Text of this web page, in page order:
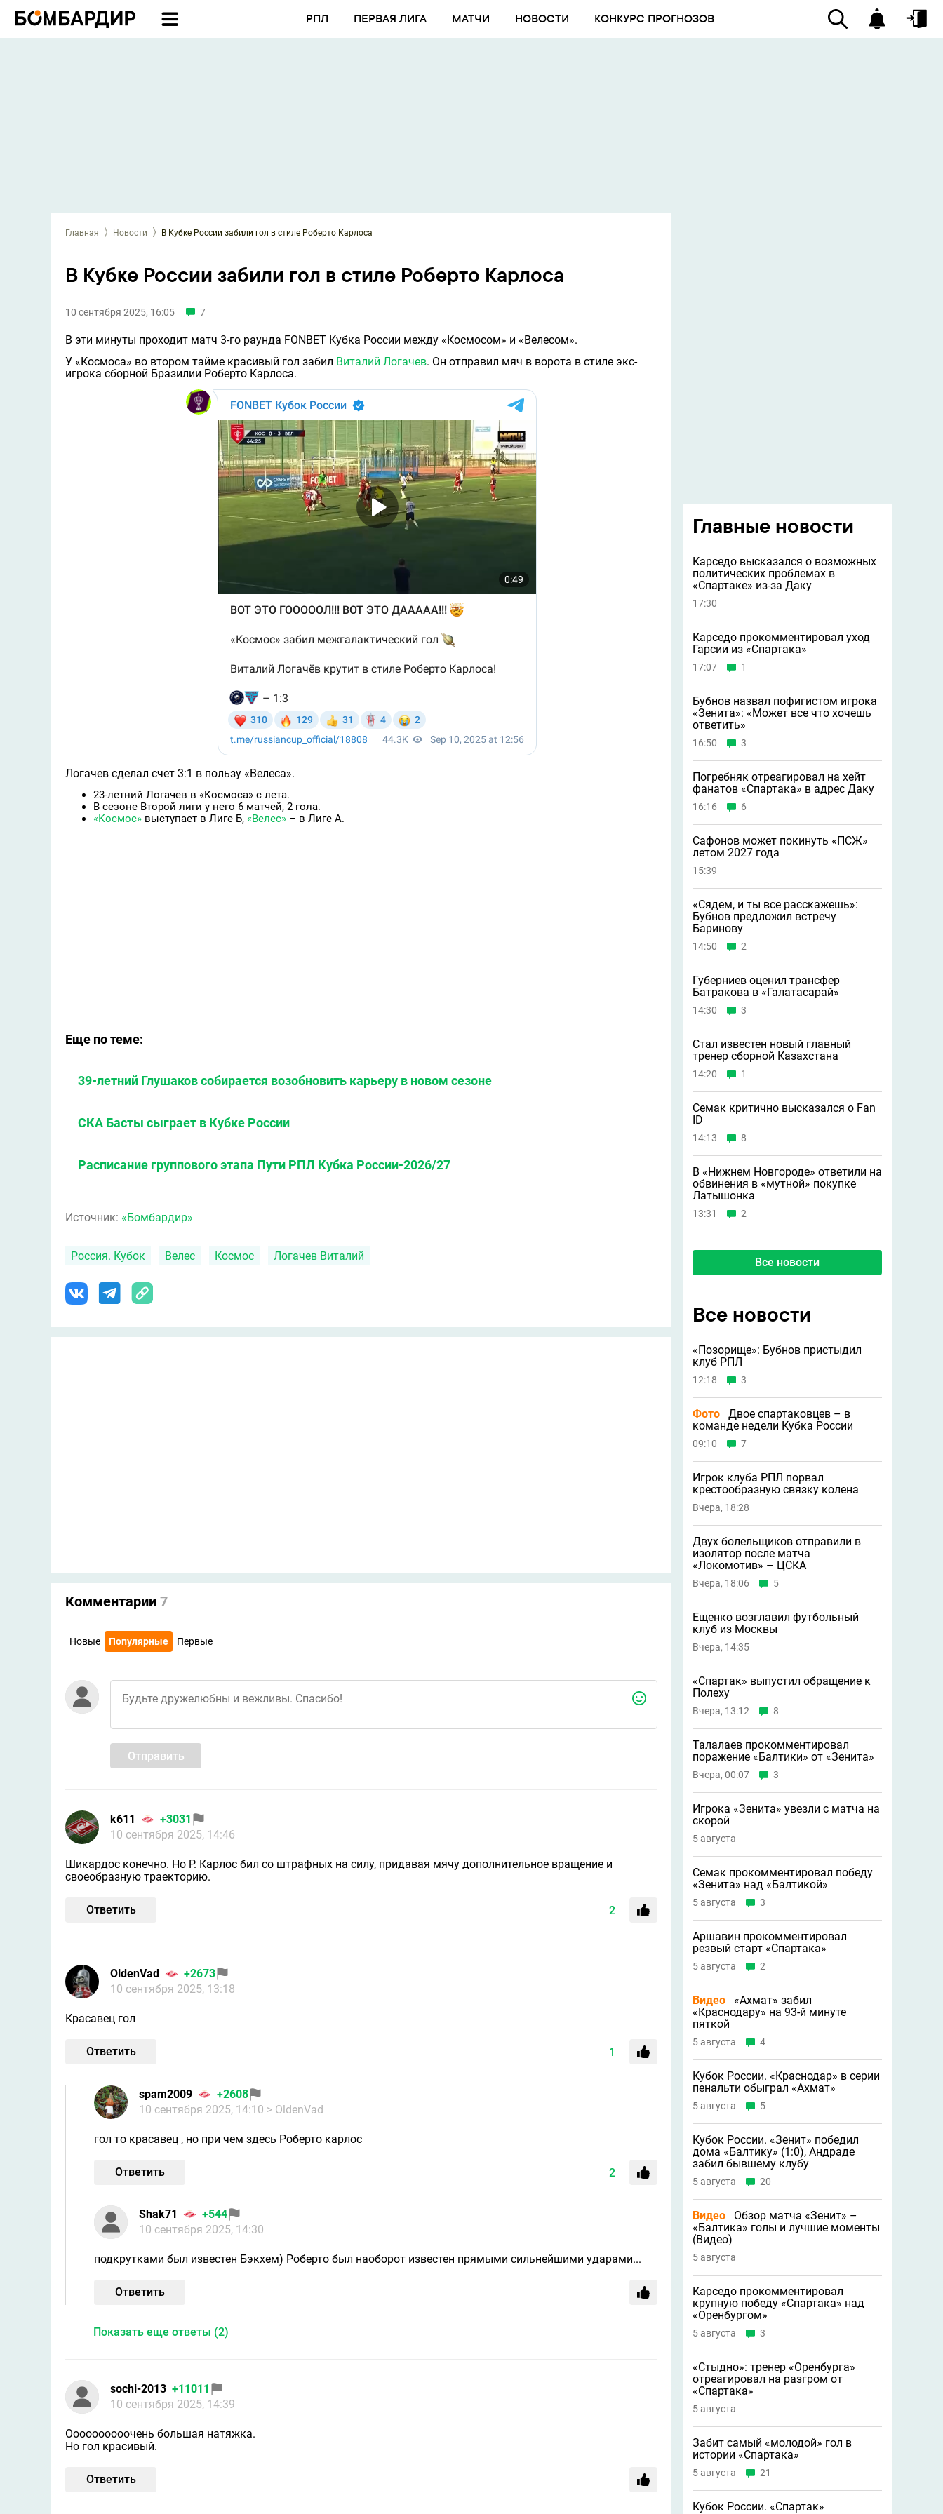
РПЛ ПЕРВАЯ ЛИГА МАТЧИ НОВОСТИ КОНКУРС ПРОГНОЗОВ
Главная Новости В Кубке России забили гол в стиле Роберто Карлоса
В Кубке России забили гол в стиле Роберто Карлоса
10 сентября 2025, 16:05 7
В эти минуты проходит матч 3-го раунда FONBET Кубка России между «Космосом» и «Велесом».
У «Космоса» во втором тайме красивый гол забил Виталий Логачев. Он отправил мяч в ворота в стиле экс-
игрока сборной Бразилии Роберто Карлоса.
Логачев сделал счет 3:1 в пользу «Велеса».
23-летний Логачев в «Космоса» с лета.
В сезоне Второй лиги у него 6 матчей, 2 гола.
«Космос» выступает в Лиге Б, «Велес» – в Лиге А.
Еще по теме:
39-летний Глушаков собирается возобновить карьеру в новом сезоне
СКА Басты сыграет в Кубке России
Расписание группового этапа Пути РПЛ Кубка России-2026/27
Источник: «Бомбардир»
Россия. Кубок Велес Космос Логачев Виталий
Комментарии 7
Новые Популярные Первые
Отправить
k611
+3031
10 сентября 2025, 14:46
Шикардос конечно. Но Р. Карлос бил со штрафных на силу, придавая мячу дополнительное вращение и
своеобразную траекторию.
Ответить 2
OldenVad
+2673
10 сентября 2025, 13:18
Красавец гол
Ответить 1
spam2009
+2608
10 сентября 2025, 14:10 > OldenVad
гол то красавец , но при чем здесь Роберто карлос
Ответить 2
Shak71
+544
10 сентября 2025, 14:30
подкрутками был известен Бэкхем) Роберто был наоборот известен прямыми сильнейшими ударами...
Ответить
Показать еще ответы (2)
sochi-2013 +11011
10 сентября 2025, 14:39
Оооооооооочень большая натяжка.
Но гол красивый.
Ответить
Главные новости
Карседо высказался о возможных
политических проблемах в
«Спартаке» из-за Даку
17:30
Карседо прокомментировал уход
Гарсии из «Спартака»
17:07 1
Бубнов назвал пофигистом игрока
«Зенита»: «Может всe что хочешь
ответить»
16:50 3
Погребняк отреагировал на хейт
фанатов «Спартака» в адрес Даку
16:16 6
Сафонов может покинуть «ПСЖ»
летом 2027 года
15:39
«Сядем, и ты все расскажешь»:
Бубнов предложил встречу
Баринову
14:50 2
Губерниев оценил трансфер
Батракова в «Галатасарай»
14:30 3
Стал известен новый главный
тренер сборной Казахстана
14:20 1
Семак критично высказался о Fan
ID
14:13 8
В «Нижнем Новгороде» ответили на
обвинения в «мутной» покупке
Латышонка
13:31 2
Все новости
Все новости
«Позорище»: Бубнов пристыдил
клуб РПЛ
12:18 3
Фото
Двое спартаковцев – в
команде недели Кубка России
09:10 7
Игрок клуба РПЛ порвал
крестообразную связку колена
Вчера, 18:28
Двух болельщиков отправили в
изолятор после матча
«Локомотив» – ЦСКА
Вчера, 18:06 5
Ещенко возглавил футбольный
клуб из Москвы
Вчера, 14:35
«Спартак» выпустил обращение к
Полеху
Вчера, 13:12 8
Талалаев прокомментировал
поражение «Балтики» от «Зенита»
Вчера, 00:07 3
Игрока «Зенита» увезли с матча на
скорой
5 августа
Семак прокомментировал победу
«Зенита» над «Балтикой»
5 августа 3
Аршавин прокомментировал
резвый старт «Спартака»
5 августа 2
Видео
«Ахмат» забил
«Краснодару» на 93-й минуте
пяткой
5 августа 4
Кубок России. «Краснодар» в серии
пенальти обыграл «Ахмат»
5 августа 5
Кубок России. «Зенит» победил
дома «Балтику» (1:0), Андраде
забил бывшему клубу
5 августа 20
Видео
Обзор матча «Зенит» –
«Балтика» голы и лучшие моменты
(Видео)
5 августа
Карседо прокомментировал
крупную победу «Спартака» над
«Оренбургом»
5 августа 3
«Стыдно»: тренер «Оренбурга»
отреагировал на разгром от
«Спартака»
5 августа
Забит самый «молодой» гол в
истории «Спартака»
5 августа 21
Кубок России. «Спартак»